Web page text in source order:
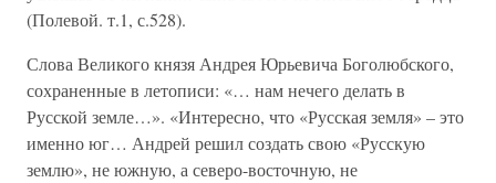
(Полевой. т.1, с.528).
Слова Великого князя Андрея Юрьевича Боголюбского,
сохраненные в летописи: «… нам нечего делать в
Русской земле…». «Интересно, что «Русская земля» – это
именно юг… Андрей решил создать свою «Русскую
землю», не южную, а северо-восточную, не